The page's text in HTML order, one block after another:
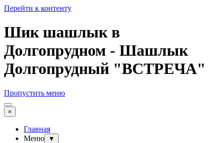
Перейти к контенту
Шик шашлык в
Долгопрудном - Шашлык
Долгопрудный "ВСТРЕЧА"
Пропустить меню
×
Главная
Меню
▼